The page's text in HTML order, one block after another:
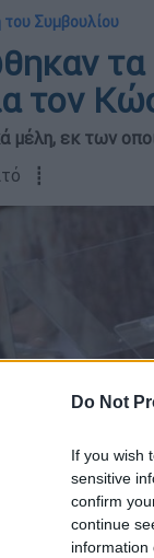
Do Not
If you wish
sensitive
confirm
continue
information
του Συμβουλίου
τα
τον
μέλη, εκ των
┋